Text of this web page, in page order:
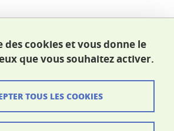
Jean Kuntzmann
38400 Saint-Martin-d'Hères
alpes.fr
des cookies et vous donne le
que vous souhaitez activer.
TOUS LES COOKIES